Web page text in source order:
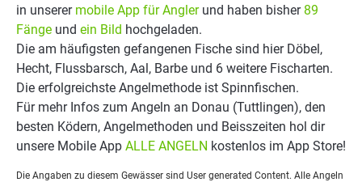
in unserer mobile App für Anglerund haben bisher 89
Fänge und ein Bild hochgeladen.
Die am häufigsten gefangenen Fische sind hier Döbel,
Hecht, Flussbarsch, Aal, Barbe und 6 weitere Fischarten.
Die erfolgreichste Angelmethode ist Spinnfischen.
Für mehr Infos zum Angeln an Donau (Tuttlingen), den
besten Ködern, Angelmethoden und Beisszeiten hol dir
unsere Mobile App ALLE ANGELN kostenlos im App Store!
Die Angaben zu diesem Gewässer sind User generated Content. Alle Angeln